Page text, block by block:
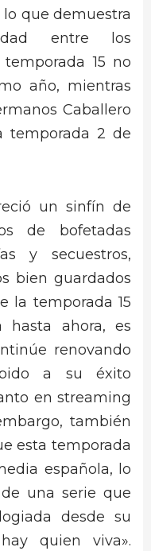
lo que demuestra
entre los
15 no
año, mientras
Caballero
temporada 2 de
un sinfín de
de bofetadas
y secuestros,
bien guardados
la temporada 15
ahora, es
renovando
a su éxito
en streaming
también
esta temporada
española, lo
una serie que
desde su
quien viva».